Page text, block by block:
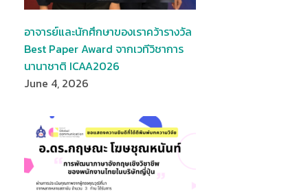
อาจารย์และนักศึกษาของเราคว้ารางวัล
Best Paper Award จากเวทีวิชาการ
นานาชาติ ICAA2026
June 4, 2026